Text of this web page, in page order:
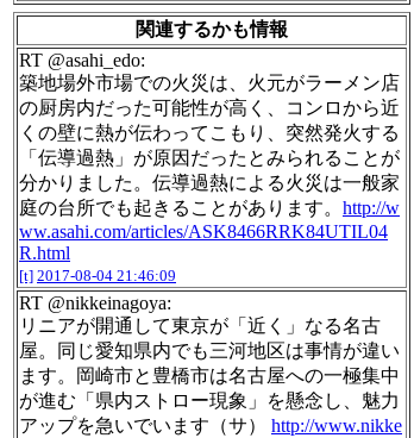
関連するかも情報
RT @asahi_edo:
築地場外市場での火災は、火元がラーメン店
の厨房内だった可能性が高く、コンロから近
くの壁に熱が伝わってこもり、突然発火する
「伝導過熱」が原因だったとみられることが
分かりました。伝導過熱による火災は一般家
庭の台所でも起きることがあります。 http://w
ww.asahi.com/articles/ASK8466RRK84UTIL04
R.html
[t] 2017-08-04 21:46:09
RT @nikkeinagoya:
リニアが開通して東京が「近く」なる名古
屋。同じ愛知県内でも三河地区は事情が違い
ます。岡崎市と豊橋市は名古屋への一極集中
が進む「県内ストロー現象」を懸念し、魅力
アップを急いでいます（サ） http://www.nikke